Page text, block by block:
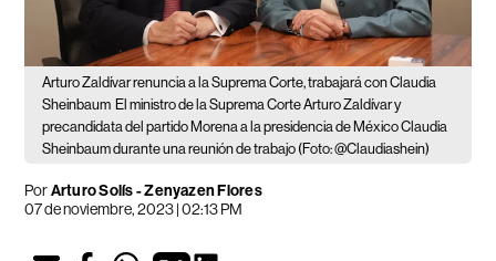
Arturo Zaldívar renuncia a la Suprema Corte, trabajará con Claudia
Sheinbaum El ministro de la Suprema Corte Arturo Zaldívar y
precandidata del partido Morena a la presidencia de México Claudia
Sheinbaum durante una reunión de trabajo (Foto: @Claudiashein)
PorArturo Solís-Zenyazen Flores
07 de noviembre, 2023 | 02:13 PM